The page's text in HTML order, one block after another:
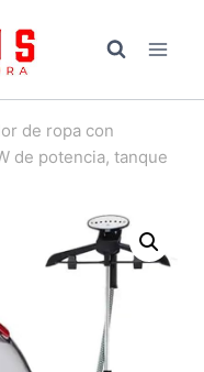
de ropa con
de potencia, tanque